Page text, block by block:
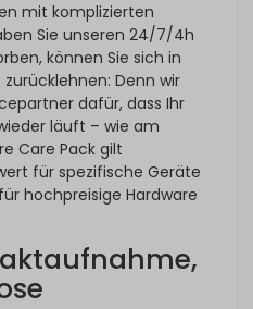
mit komplizierten
Sie unseren 24/7/4h
können Sie sich in
Denn wir
dafür, dass Ihr
läuft – wie am
Care Pack gilt
für spezifische Geräte
hochpreisige Hardware